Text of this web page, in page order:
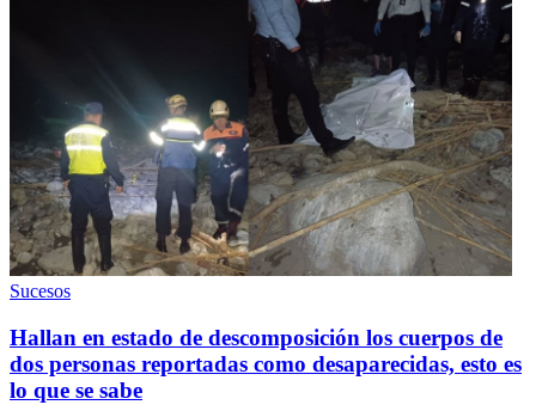
Sucesos
Hallan en estado de descomposición los cuerpos de
dos personas reportadas como desaparecidas, esto es
lo que se sabe